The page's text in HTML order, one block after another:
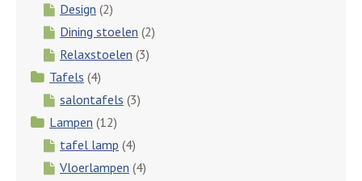
Design (2)
Dining stoelen (2)
Relaxstoelen (3)
Tafels (4)
salontafels (3)
Lampen (12)
tafel lamp (4)
Vloerlampen (4)